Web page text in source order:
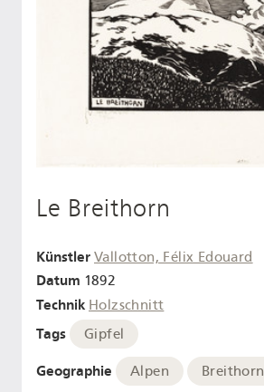
Le Breithorn
Künstler Vallotton, Félix Edouard
Datum 1892
Technik Holzschnitt
Tags Gipfel
Geographie Alpen Breithorn